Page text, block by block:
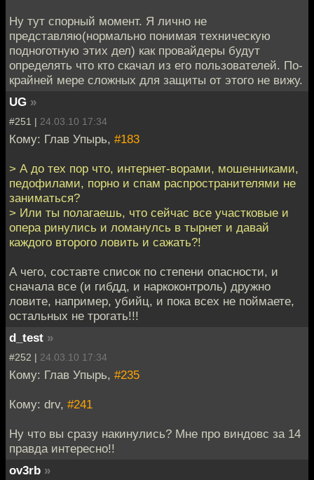
Ну тут спорный момент. Я лично не
представляю(нормально понимая техническую
подноготную этих дел) как провайдеры будут
определять что кто скачал из его пользователей. По-
крайней мере сложных для защиты от этого не вижу.
UG »
#251 | 24.03.10 17:34
Кому: Глав Упырь, #183
> А до тех пор что, интернет-ворами, мошенниками,
педофилами, порно и спам распространителями не
заниматься?
> Или ты полагаешь, что сейчас все участковые и
опера ринулись и ломанулсь в тырнет и давай
каждого второго ловить и сажать?!
А чего, составте список по степени опасности, и
сначала все (и гибдд, и наркоконтроль) дружно
ловите, например, убийц, и пока всех не поймаете,
остальных не трогать!!!
d_test »
#252 | 24.03.10 17:34
Кому: Глав Упырь, #235
Кому: drv, #241
Ну что вы сразу накинулись? Мне про виндовс за 14
правда интересно!!
ov3rb »